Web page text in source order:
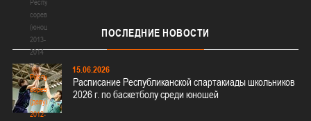
Республиканские
соревнования
(юноши)
2013-
2014
гг.р.
Республиканские
соревнования
(девушки)
2012-
ПОСЛЕДНИЕ НОВОСТИ
15.06.2026
Расписание Республиканской спартакиады школьников
2026 г. по баскетболу среди юношей